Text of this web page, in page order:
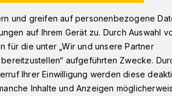
bei Wichlinghausen
und greifen auf personenbezogene
auf Ihrem Gerät zu. Durch Auswahl
die unter „Wir und unsere Partner
aufgeführten Zwecke.
Ihrer Einwilligung werden diese
Inhalte und Anzeigen